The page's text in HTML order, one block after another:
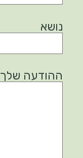
נושא
ההודעה שלך